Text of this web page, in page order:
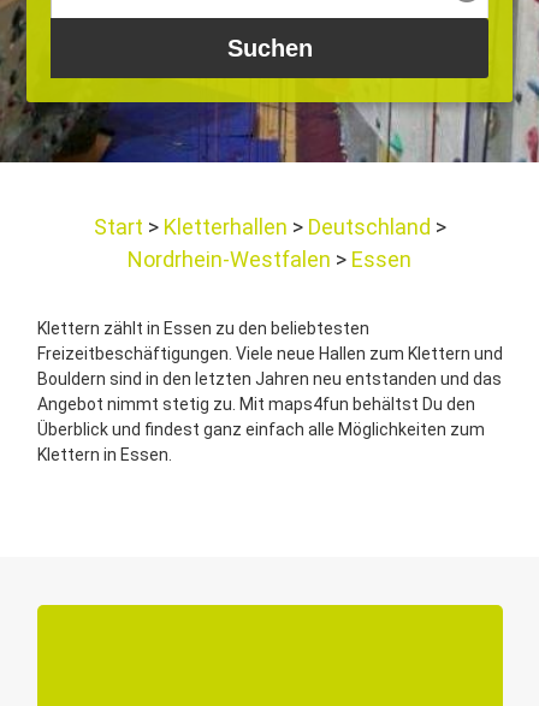
Start Kletterhallen
Deutschland
Nordrhein-Westfalen
Essen
Klettern zählt in Essen zu den beliebtesten
Freizeitbeschäftigungen. Viele neue Hallen zum Klettern und
Bouldern sind in den letzten Jahren neu entstanden und das
Angebot nimmt stetig zu. Mit maps4fun behältst Du den
Überblick und findest ganz einfach alle Möglichkeiten zum
Klettern in Essen.